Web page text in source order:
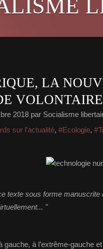
LA
VOLONTAIRE
2018 par Socialisme
sur l'actualité, #Ecologie,
texte sous forme manuscrite
"
gauche, à l’extrême-gauche